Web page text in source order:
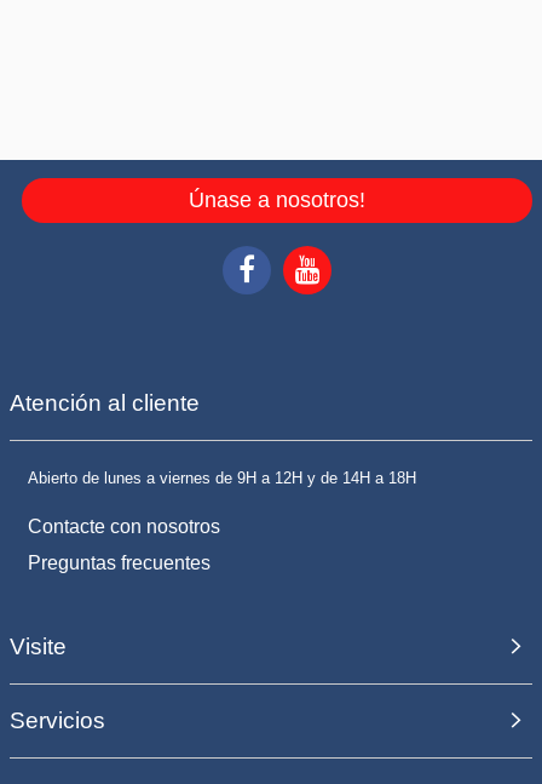
Únase a nosotros!
Atención al cliente
Abierto de lunes a viernes de 9H a 12H y de 14H a 18H
Contacte con nosotros
Preguntas frecuentes
Visite
Servicios